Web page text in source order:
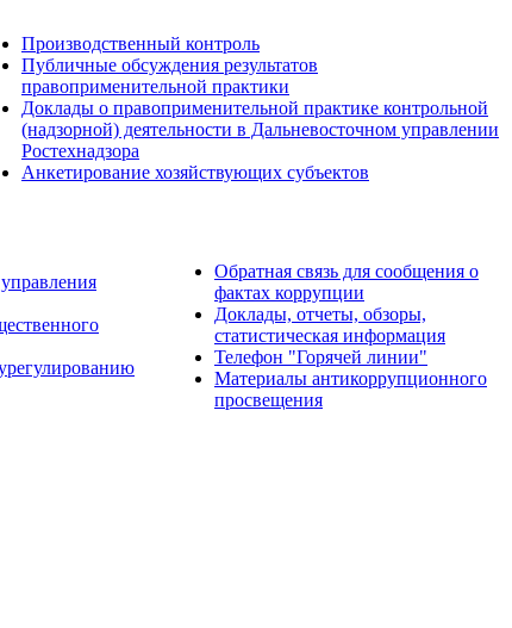
Производственный контроль
Публичные обсуждения результатов
правоприменительной практики
Доклады о правоприменительной практике контрольной
(надзорной) деятельности в Дальневосточном управлении
Ростехнадзора
Анкетирование хозяйствующих субъектов
Обратная связь для сообщения о
фактах коррупции
Доклады, отчеты, обзоры,
статистическая информация
Телефон "Горячей линии"
Материалы антикоррупционного
просвещения